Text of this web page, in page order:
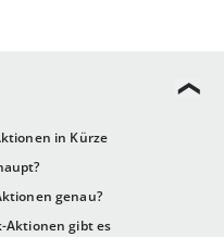
in Kürze
genau?
Aktionen gibt es